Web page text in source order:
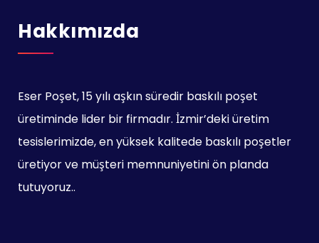
Hakkımızda
Eser Poşet, 15 yılı aşkın süredir baskılı poşet
üretiminde lider bir firmadır. İzmir’deki üretim
tesislerimizde, en yüksek kalitede baskılı poşetler
üretiyor ve müşteri memnuniyetini ön planda
tutuyoruz..